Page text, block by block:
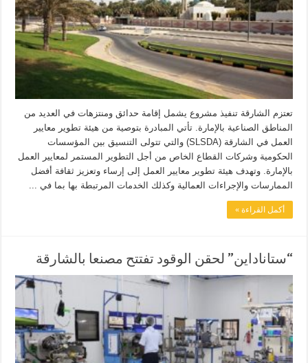
تعتزم الشارقة تنفيذ مشروع يشمل إقامة حدائق ومنتزهات في العديد من
المناطق الصناعية بالإمارة. تأتي المبادرة بتوصية من هيئة تطوير معايير
العمل في الشارقة (SLSDA) والتي تتولى التنسيق بين المؤسسات
الحكومية وشركات القطاع الخاص من أجل التطوير المستمر لمعايير العمل
بالإمارة. وتهدف هيئة تطوير معايير العمل إلى إرساء وتعزيز ثقافة أفضل
الممارسات والإجراءات العمالية وكذلك الخدمات المرتبطة بها بما في ...
أكمل القراءة »
“ستاناداين” لحقن الوقود تفتتح مصنعا بالشارقة